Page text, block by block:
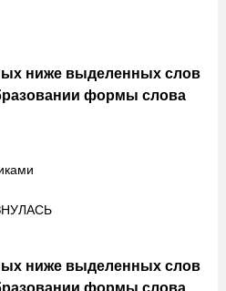
ниже выделенных слов
формы слова
ниже выделенных слов
формы слова